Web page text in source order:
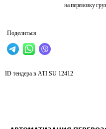
на перевозку
Поделиться
ID тендера в ATI.SU 12412